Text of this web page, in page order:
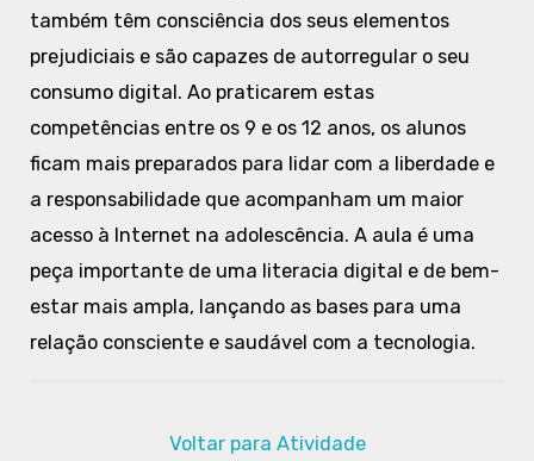
também têm consciência dos seus elementos
prejudiciais e são capazes de autorregular o seu
consumo digital. Ao praticarem estas
competências entre os 9 e os 12 anos, os alunos
ficam mais preparados para lidar com a liberdade e
a responsabilidade que acompanham um maior
acesso à Internet na adolescência. A aula é uma
peça importante de uma literacia digital e de bem-
estar mais ampla, lançando as bases para uma
relação consciente e saudável com a tecnologia.
Voltar para Atividade